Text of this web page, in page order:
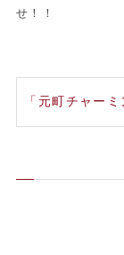
せ！！
「元町チャー